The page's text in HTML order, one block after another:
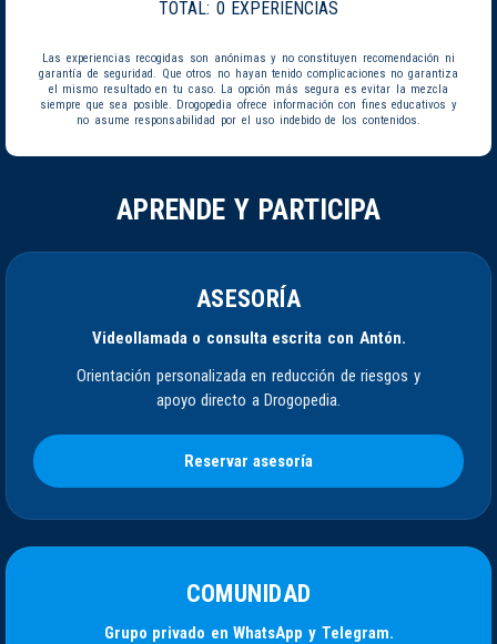
TOTAL: 0 EXPERIENCIAS
Las experiencias recogidas son anónimas y no constituyen recomendación ni
garantía de seguridad. Que otros no hayan tenido complicaciones no garantiza
el mismo resultado en tu caso. La opción más segura es evitar la mezcla
siempre que sea posible. Drogopedia ofrece información con fines educativos y
no asume responsabilidad por el uso indebido de los contenidos.
APRENDE Y PARTICIPA
ASESORÍA
Videollamada o consulta escrita con Antón.
Orientación personalizada en reducción de riesgos y
apoyo directo a Drogopedia.
Reservar asesoría
COMUNIDAD
Grupo privado en WhatsApp y Telegram.